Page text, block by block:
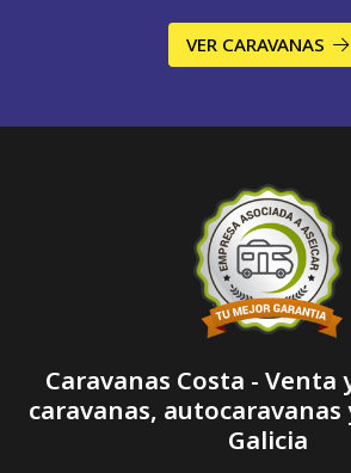
VER CARAVANAS
Caravanas Costa - Venta
caravanas, autocaravanas
Galicia